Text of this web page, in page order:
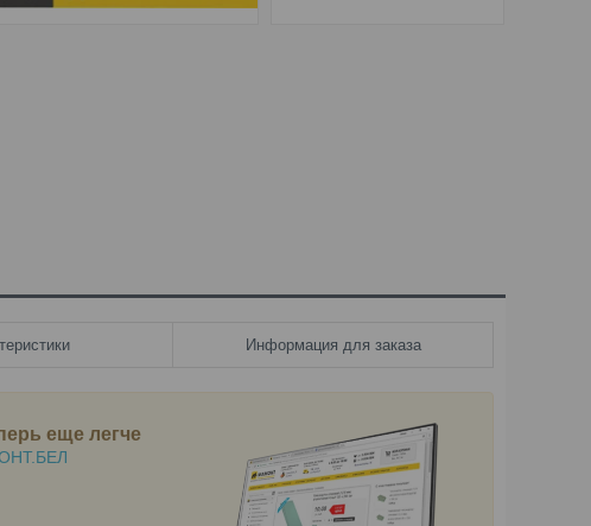
Информация для заказа
еще легче